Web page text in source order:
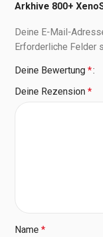
Arkhive 800+
Deine E-Mail-
Erforderliche Felder
Deine Bewertung *
Deine Rezension *
Name *